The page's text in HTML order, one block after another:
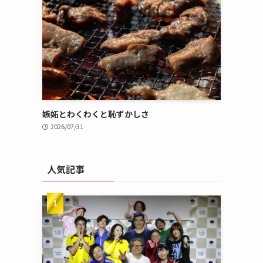
嫉妬とわくわくと恥ずかしさ
2026/07/31
人気記事